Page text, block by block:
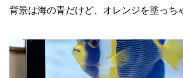
背景は海の青だけど、オレンジを塗っち